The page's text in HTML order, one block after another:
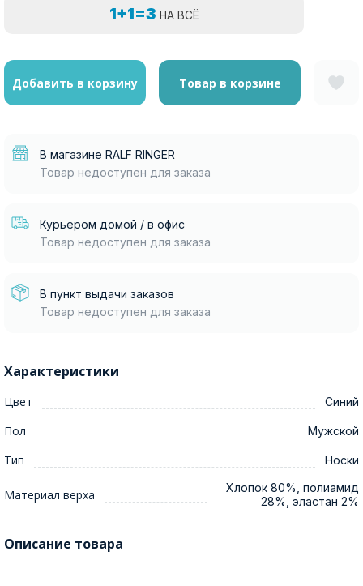
1+1=3 НА ВСЁ
Добавить в корзину Товар в корзине
В магазине RALF RINGER
Товар недоступен для заказа
Курьером домой / в офис
Товар недоступен для заказа
В пункт выдачи заказов
Товар недоступен для заказа
Характеристики
Цвет Синий
Пол Мужской
Тип Носки
Материал верха
Хлопок 80%, полиамид
28%, эластан 2%
Описание товара